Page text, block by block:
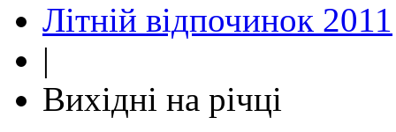
Літній відпочинок 2011
|
Вихідні на річці